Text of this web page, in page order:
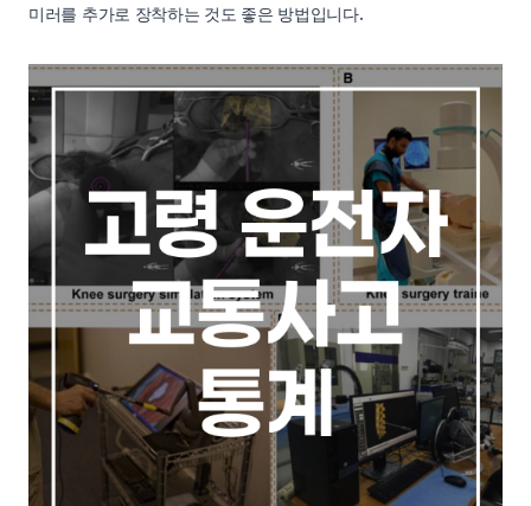
미러를 추가로 장착하는 것도 좋은 방법입니다.